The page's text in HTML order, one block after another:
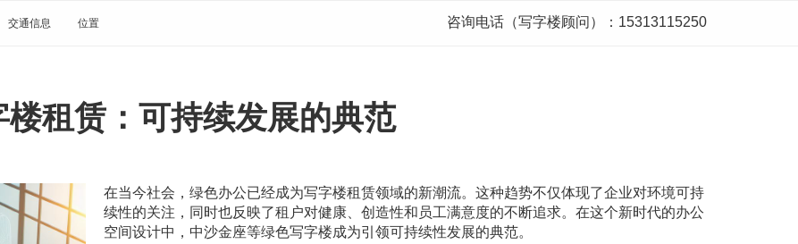
交通信息 位置 咨询电话（写字楼顾问）：15313115250
租赁：可持续发展的典范
在当今社会，绿色办公已经成为写字楼租赁领域的新潮流。这种趋势不仅体现了企业对环境可持
续性的关注，同时也反映了租户对健康、创造性和员工满意度的不断追求。在这个新时代的办公
空间设计中，中沙金座等绿色写字楼成为引领可持续性发展的典范。